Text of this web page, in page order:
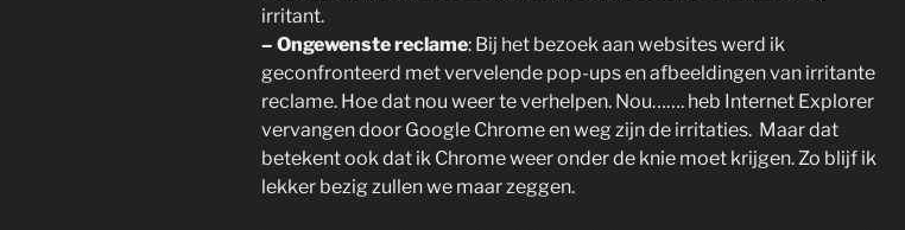
irritant.
– Ongewenste reclame: Bij het bezoek aan websites werd ik
geconfronteerd met vervelende pop-ups en afbeeldingen van irritante
reclame. Hoe dat nou weer te verhelpen. Nou……. heb Internet Explorer
vervangen door Google Chrome en weg zijn de irritaties. Maar dat
betekent ook dat ik Chrome weer onder de knie moet krijgen. Zo blijf ik
lekker bezig zullen we maar zeggen.